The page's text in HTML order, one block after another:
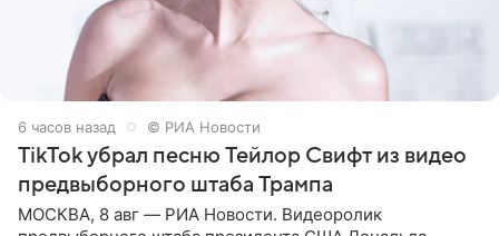
6 часов назад © РИА Новости
TikTok убрал песню Тейлор Свифт из видео
предвыборного штаба Трампа
МОСКВА, 8 авг — РИА Новости. Видеоролик